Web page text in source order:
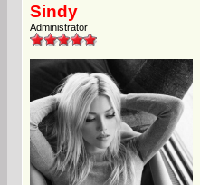
Sindy
Administrator